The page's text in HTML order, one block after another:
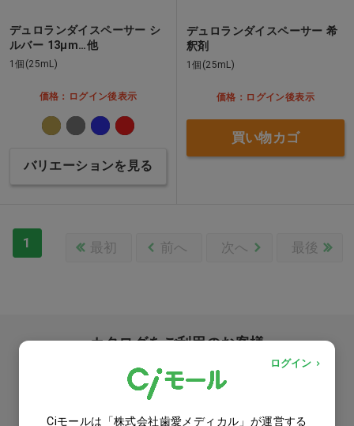
デュロランダイスペーサー シ
ルバー 13μm…他
1個(25mL)
価格：ログイン後表示
バリエーションを見る
デュロランダイスペーサー 希
釈剤
1個(25mL)
価格：ログイン後表示
買い物カゴ
1 最初 前へ 次へ 最後
カタログをご利用のお客様
カタログ請求
商品コード入力でクイックオーダー
ログイン
Ciモールは「株式会社歯愛メディカル」が運営する